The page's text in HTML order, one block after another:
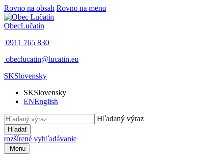
Rovno na obsah Rovno na menu
ObecLučatín
0911 765 830
obeclucatin@lucatin.eu
SKSlovensky
SKSlovensky
ENEnglish
Hľadaný výraz
Hľadať
rozšírené vyhľadávanie
Menu